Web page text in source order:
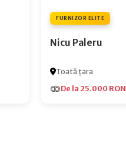
FURNIZOR ELITE
Nicu Paleru
Toată țara
De la 25.000 RON